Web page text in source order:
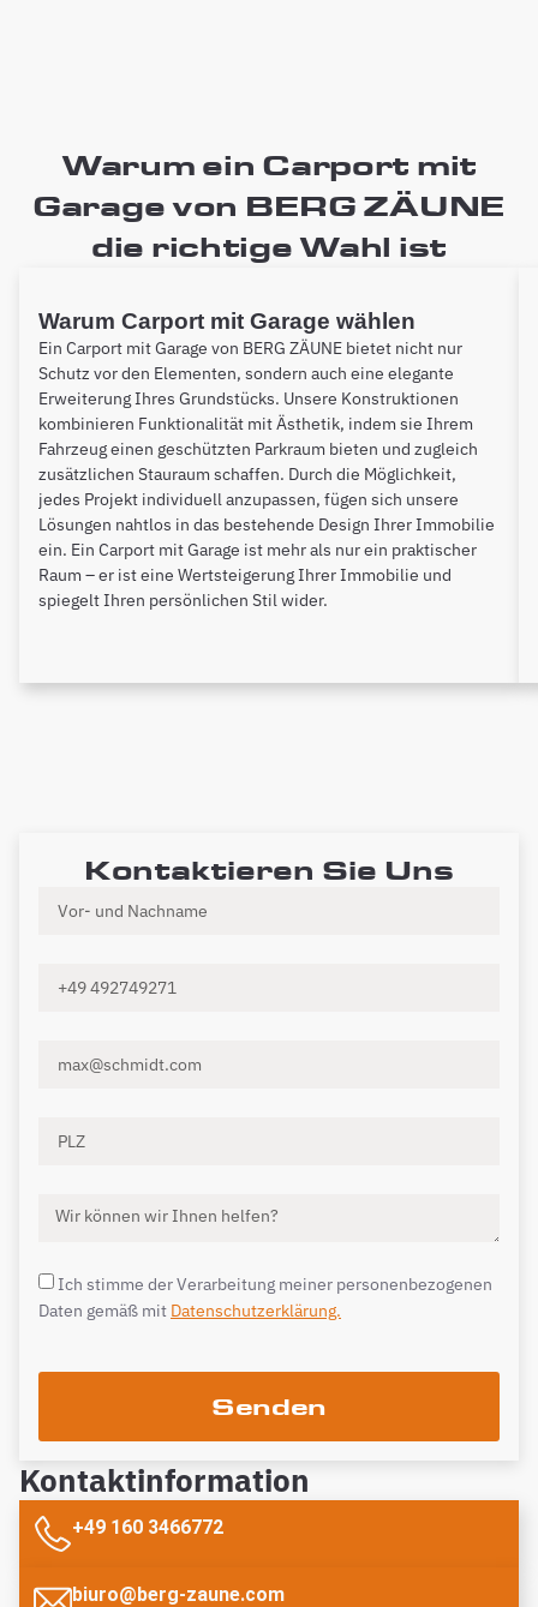
Warum ein Carport mit
Garage von BERG ZÄUNE
die richtige Wahl ist
Warum Carport mit Garage wählen
Ein Carport mit Garage von BERG ZÄUNE bietet nicht nur
Schutz vor den Elementen, sondern auch eine elegante
Erweiterung Ihres Grundstücks. Unsere Konstruktionen
kombinieren Funktionalität mit Ästhetik, indem sie Ihrem
Fahrzeug einen geschützten Parkraum bieten und zugleich
zusätzlichen Stauraum schaffen. Durch die Möglichkeit,
jedes Projekt individuell anzupassen, fügen sich unsere
Lösungen nahtlos in das bestehende Design Ihrer Immobilie
ein. Ein Carport mit Garage ist mehr als nur ein praktischer
Raum – er ist eine Wertsteigerung Ihrer Immobilie und
spiegelt Ihren persönlichen Stil wider.
Kontaktieren Sie Uns
Ich stimme der Verarbeitung meiner personenbezogenen
Daten gemäß mit Datenschutzerklärung.
Senden
Kontaktinformation
+49 160 3466772
biuro@berg-zaune.com